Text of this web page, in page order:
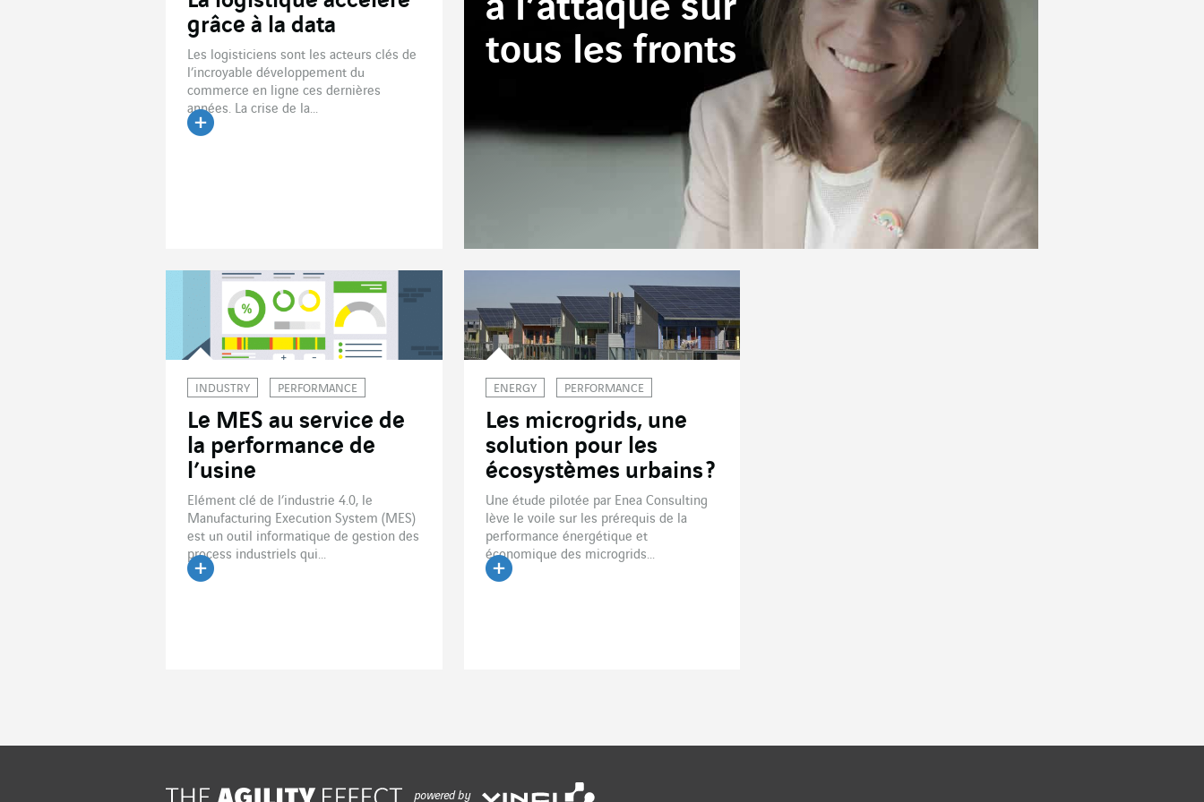
grâce à la data
Les logisticiens sont les acteurs clés de
l’incroyable développement du
commerce en ligne ces dernières
années. La crise de la...
tous les fronts
INDUSTRY PERFORMANCE
Le MES au service de
la performance de
l’usine
Elément clé de l’industrie 4.0, le
Manufacturing Execution System (MES)
est un outil informatique de gestion des
process industriels qui...
ENERGY PERFORMANCE
Les microgrids, une
solution pour les
écosystèmes urbains ?
Une étude pilotée par Enea Consulting
lève le voile sur les prérequis de la
performance énergétique et
économique des microgrids...
powered by